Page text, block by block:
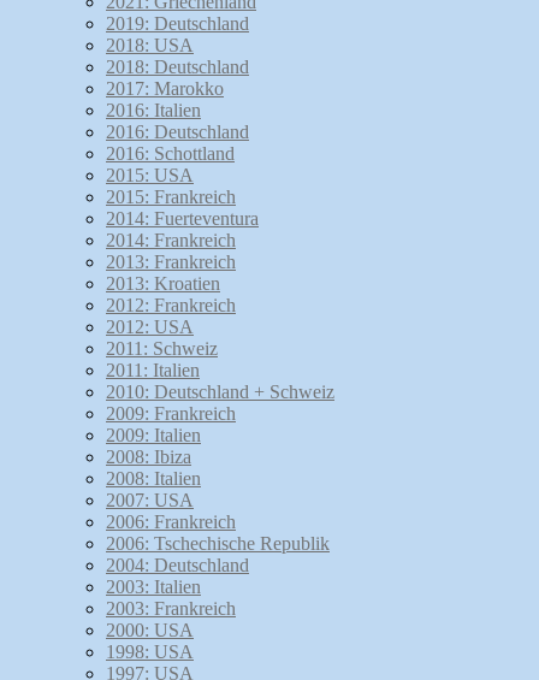
2019: Deutschland
2018: USA
2018: Deutschland
2017: Marokko
2016: Italien
2016: Deutschland
2016: Schottland
2015: USA
2015: Frankreich
2014: Fuerteventura
2014: Frankreich
2013: Frankreich
2013: Kroatien
2012: Frankreich
2012: USA
2011: Schweiz
2011: Italien
2010: Deutschland + Schweiz
2009: Frankreich
2009: Italien
2008: Ibiza
2008: Italien
2007: USA
2006: Frankreich
2006: Tschechische Republik
2004: Deutschland
2003: Italien
2003: Frankreich
2000: USA
1998: USA
1997: USA